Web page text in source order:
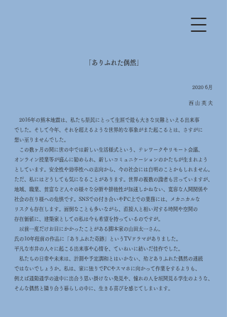
「ありふれた偶然」
2020 6月
西 山 英 夫
2016年の熊本地震は、私たち県民にとって生涯で最も大きな災難といえる出来事
でした。そして今年、それを超えるような世界的な事象がまた起こるとは、さすがに
想い至り ませんでした。
この数ヶ月の間に世の中では新しい生活様式という、テレワークやリモート会議、
オンライン授業等が盛んに勧められ、新しいコミュニケーションのかたちが生まれよう
としています。安全性や効率性への志向から、今の社会には自明のことかもしれません。
ただ、私にはどうしても気になることがあります。世界の複数の識者も言っていますが、
地域、職業、貧富など人々の様々な分断や排他性が加速しかねない、寛容な人間関係や
社会の在り様への危惧です。SNSでの付き合いやPC上での業務には、メカニカルな
リスクも存在します。面倒なことも多いながら、直接人と相い対する時間や空間の
存在価値に、建築家としての私は今も希望を持っているのですが。
以前一度だけお目にかかったことがある脚本家の山田太一さん。
氏の10年程前の作品に「ありふれた奇跡」というTVドラマがありました。
平凡な市井の人々に起こる出来事や心情を、ていねいに紡いだ佳作でした。
私たちの日常や未来は、計測や予定調和とはいかない、殆どありふれた偶然の連続
ではないでしょうか。私は、家に独りでPCやスマホに向かって作業をするよりも、
例えば通勤通学の途中に出合う思い掛けない発見や、憧れの人を垣間見る学生のような、
そんな偶然と隣り合う暮らしの中に、生きる喜びを感じてしまいます。